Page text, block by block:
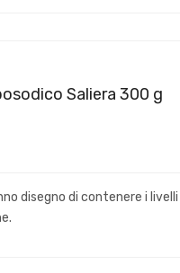
Saliera 300 g
disegno di contenere i